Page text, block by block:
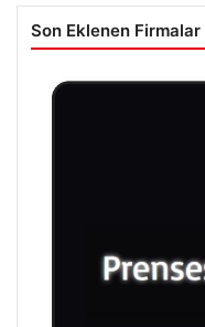
Son Eklenen Firmalar